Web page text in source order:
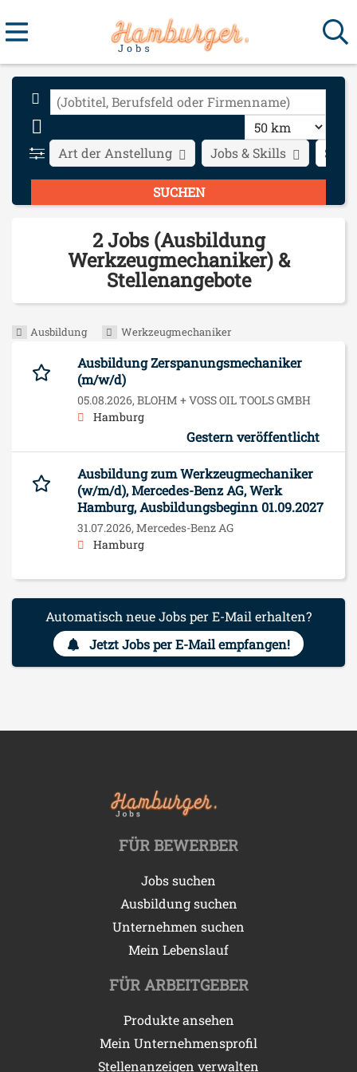
Stadt
Art der Anstellung Jobs & Skills
2 Jobs (Ausbildung
Werkzeugmechaniker) &
Stellenangebote
Ausbildung Werkzeugmechaniker
Ausbildung Zerspanungsmechaniker
(m/w/d)
05.08.2026, BLOHM + VOSS OIL TOOLS GMBH
Hamburg
Gestern veröffentlicht
Ausbildung zum Werkzeugmechaniker
(w/m/d), Mercedes-Benz AG, Werk
Hamburg, Ausbildungsbeginn 01.09.2027
31.07.2026, Mercedes-Benz AG
Hamburg
Automatisch neue Jobs per E-Mail erhalten?
Jetzt Jobs per E-Mail empfangen!
FÜR BEWERBER
Jobs suchen
Ausbildung suchen
Unternehmen suchen
Mein Lebenslauf
FÜR ARBEITGEBER
Produkte ansehen
Mein Unternehmensprofil
Stellenanzeigen verwalten